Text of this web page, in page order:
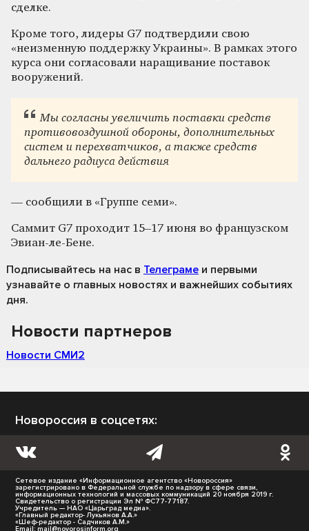
сделке.
Кроме того, лидеры G7 подтвердили свою
«неизменную поддержку Украины». В рамках этого
курса они согласовали наращивание поставок
вооружений.
Мы согласны увеличить поставки средств
противовоздушной обороны, дополнительных
систем и перехватчиков, а также средств
дальнего радиуса действия
— сообщили в «Группе семи».
Саммит G7 проходит 15–17 июня во французском
Эвиан-ле-Бене.
Подписывайтесь на нас в Телеграме и первыми
узнавайте о главных новостях и важнейших событиях
дня.
Новости партнеров
Новости СМИ2
Новороссия в соцсетях:
Сетевое издание «Информационное агентство «Новороссия»
зарегистрировано в Федеральной службе по надзору в сфере связи,
информационных технологий и массовых коммуникаций 20 ноября 2019 г.
Свидетельство о регистрации Эл № ФС77-77187.
Учредитель — НАО «Царьград медиа».
«Главный редактор- Лукьянов А.А.»
«Шеф-редактор - Садчиков А.М.»
Email: mail@novorosinform.org